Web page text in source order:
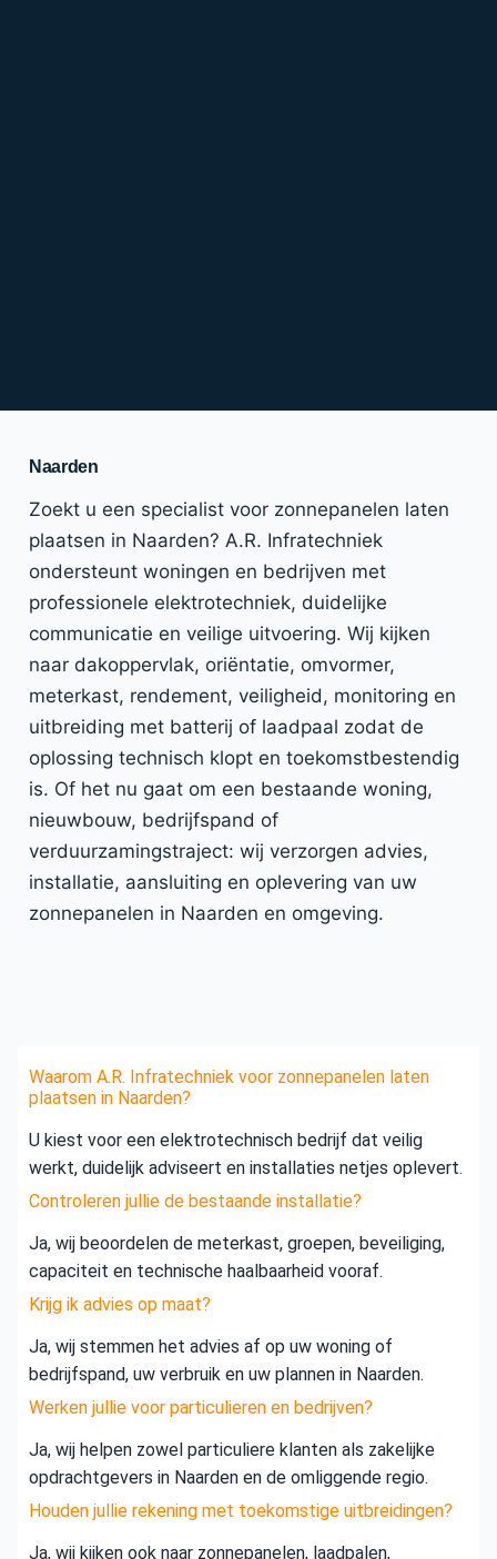
Naarden
Zoekt u een specialist voor zonnepanelen laten
plaatsen in Naarden? A.R. Infratechniek
ondersteunt woningen en bedrijven met
professionele elektrotechniek, duidelijke
communicatie en veilige uitvoering. Wij kijken
naar dakoppervlak, oriëntatie, omvormer,
meterkast, rendement, veiligheid, monitoring en
uitbreiding met batterij of laadpaal zodat de
oplossing technisch klopt en toekomstbestendig
is. Of het nu gaat om een bestaande woning,
nieuwbouw, bedrijfspand of
verduurzamingstraject: wij verzorgen advies,
installatie, aansluiting en oplevering van uw
zonnepanelen in Naarden en omgeving.
Waarom A.R. Infratechniek voor zonnepanelen laten
plaatsen in Naarden?
U kiest voor een elektrotechnisch bedrijf dat veilig
werkt, duidelijk adviseert en installaties netjes oplevert.
Controleren jullie de bestaande installatie?
Ja, wij beoordelen de meterkast, groepen, beveiliging,
capaciteit en technische haalbaarheid vooraf.
Krijg ik advies op maat?
Ja, wij stemmen het advies af op uw woning of
bedrijfspand, uw verbruik en uw plannen in Naarden.
Werken jullie voor particulieren en bedrijven?
Ja, wij helpen zowel particuliere klanten als zakelijke
opdrachtgevers in Naarden en de omliggende regio.
Houden jullie rekening met toekomstige uitbreidingen?
Ja, wij kijken ook naar zonnepanelen, laadpalen,